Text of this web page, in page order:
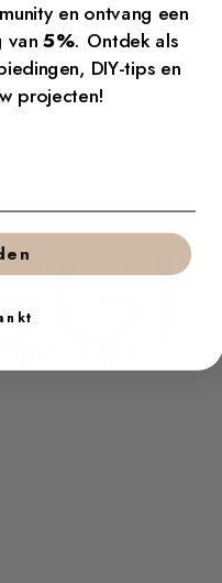
en ontvang een
van5%. Ontdek als
DIY-tips en
projecten!